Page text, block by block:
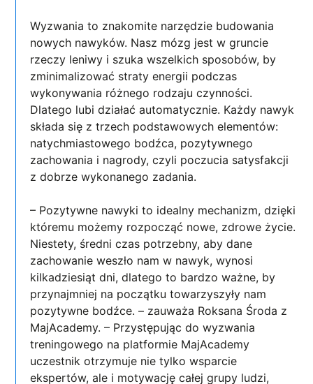
Wyzwania to znakomite narzędzie budowania
nowych nawyków. Nasz mózg jest w gruncie
rzeczy leniwy i szuka wszelkich sposobów, by
zminimalizować straty energii podczas
wykonywania różnego rodzaju czynności.
Dlatego lubi działać automatycznie. Każdy nawyk
składa się z trzech podstawowych elementów:
natychmiastowego bodźca, pozytywnego
zachowania i nagrody, czyli poczucia satysfakcji
z dobrze wykonanego zadania.
– Pozytywne nawyki to idealny mechanizm, dzięki
któremu możemy rozpocząć nowe, zdrowe życie.
Niestety, średni czas potrzebny, aby dane
zachowanie weszło nam w nawyk, wynosi
kilkadziesiąt dni, dlatego to bardzo ważne, by
przynajmniej na początku towarzyszyły nam
pozytywne bodźce. – zauważa Roksana Środa z
MajAcademy. – Przystępując do wyzwania
treningowego na platformie MajAcademy
uczestnik otrzymuje nie tylko wsparcie
ekspertów, ale i motywację całej grupy ludzi,